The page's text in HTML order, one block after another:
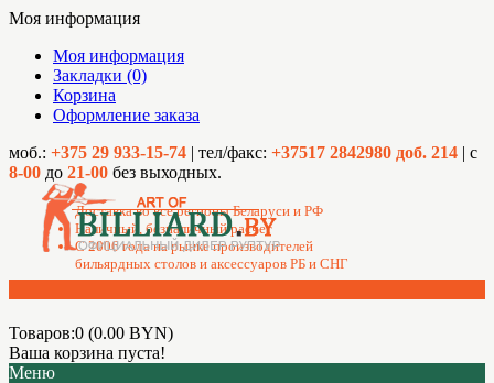
Моя информация
Моя информация
Закладки (0)
Корзина
Оформление заказа
моб.: +375 29 933-15-74 | тел/факс: +37517 2842980 доб. 214 | с
8-00 до 21-00 без выходных.
Доставка во все регионы Беларуси и РФ
Наличный, безналичный расчет
C 2006 года на рынке производителей
бильярдных столов и аксессуаров РБ и СНГ
Товаров:0 (0.00 BYN)
Ваша корзина пуста!
Меню